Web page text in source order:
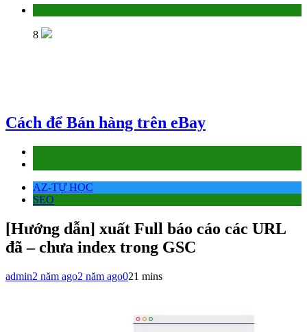
8
Cách để Bán hàng trên eBay
AZ-TỰ HỌC
SEO
[Hướng dẫn] xuất Full báo cáo các URL
đã – chưa index trong GSC
admin2 năm ago2 năm ago021 mins